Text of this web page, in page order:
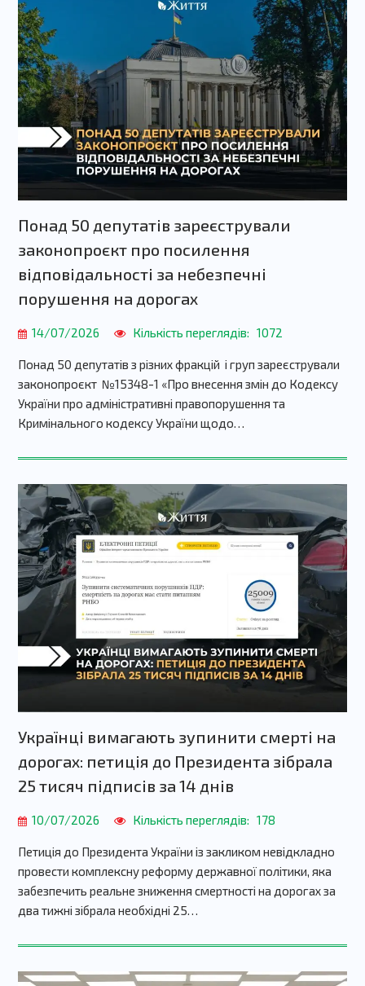
Понад 50 депутатів зареєстрували
законопроєкт про посилення
відповідальності за небезпечні
порушення на дорогах
14/07/2026 Кількість переглядів: 1072
Понад 50 депутатів з різних фракцій і груп зареєстрували
законопроєкт №15348-1 «Про внесення змін до Кодексу
України про адміністративні правопорушення та
Кримінального кодексу України щодо…
Українці вимагають зупинити смерті на
дорогах: петиція до Президента зібрала
25 тисяч підписів за 14 днів
10/07/2026 Кількість переглядів: 178
Петиція до Президента України із закликом невідкладно
провести комплексну реформу державної політики, яка
забезпечить реальне зниження смертності на дорогах за
два тижні зібрала необхідні 25…